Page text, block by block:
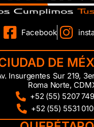
Facebook
DE
Insurgentes Sur 219,
Roma Norte,
+52 (55) 5207
+52 (55) 5531